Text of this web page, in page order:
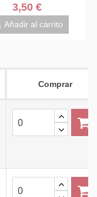
3,50 €
Añadir al carrito
Comprar